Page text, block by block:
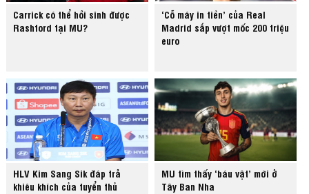
Carrick có thể hồi sinh được
Rashford tại MU?
‘Cỗ máy in tiền’ của Real
Madrid sắp vượt mốc 200 triệu
euro
HLV Kim Sang Sik đáp trả
khiêu khích của tuyển thủ
MU tìm thấy ‘báu vật’ mới ở
Tây Ban Nha